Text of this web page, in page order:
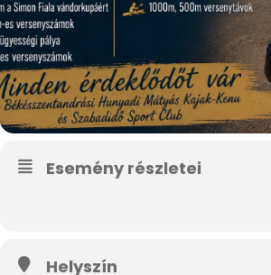
Esemény részletei
Helyszín